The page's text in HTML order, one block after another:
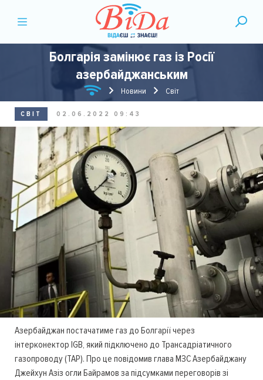
Болгарія замінює газ із Росії
азербайджанським
Новини Світ
СВІТ 02.06.2022 09:43
Азербайджан постачатиме газ до Болгарії через
інтерконектор IGB, який підключено до Трансадріатичного
газопроводу (TAP). Про це повідомив глава МЗС Азербайджану
Джейхун Азіз огли Байрамов за підсумками переговорів зі